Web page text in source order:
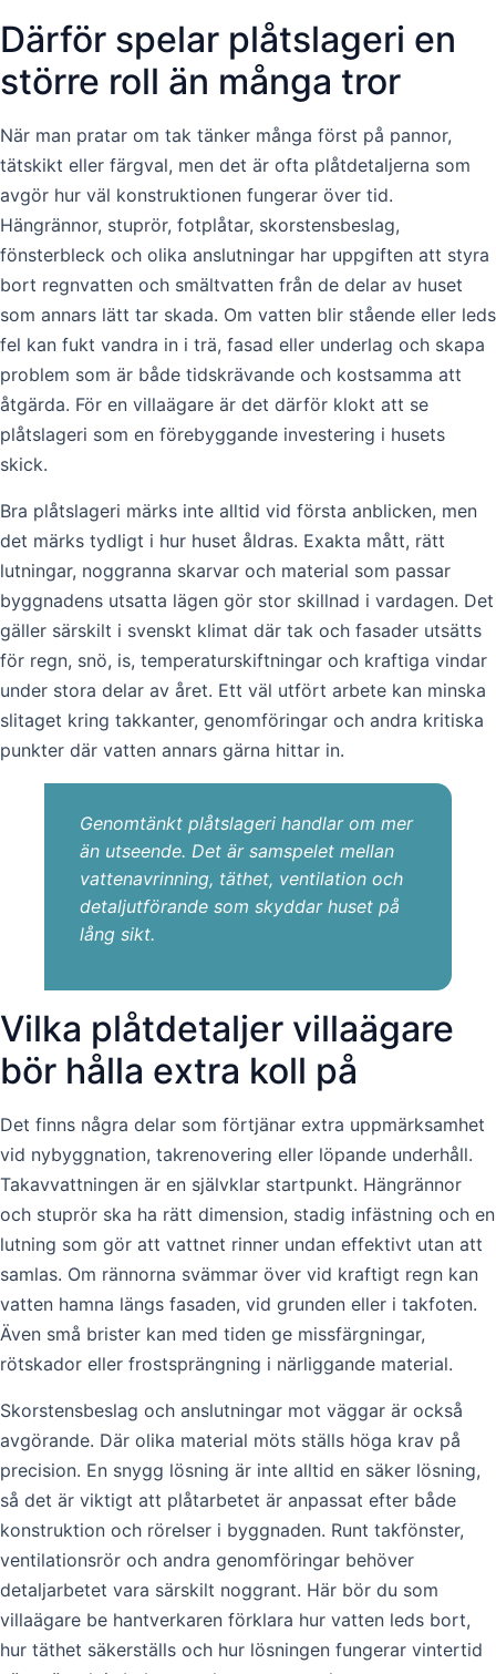
Därför spelar plåtslageri en
större roll än många tror
När man pratar om tak tänker många först på pannor,
tätskikt eller färgval, men det är ofta plåtdetaljerna som
avgör hur väl konstruktionen fungerar över tid.
Hängrännor, stuprör, fotplåtar, skorstensbeslag,
fönsterbleck och olika anslutningar har uppgiften att styra
bort regnvatten och smältvatten från de delar av huset
som annars lätt tar skada. Om vatten blir stående eller leds
fel kan fukt vandra in i trä, fasad eller underlag och skapa
problem som är både tidskrävande och kostsamma att
åtgärda. För en villaägare är det därför klokt att se
plåtslageri som en förebyggande investering i husets
skick.
Bra plåtslageri märks inte alltid vid första anblicken, men
det märks tydligt i hur huset åldras. Exakta mått, rätt
lutningar, noggranna skarvar och material som passar
byggnadens utsatta lägen gör stor skillnad i vardagen. Det
gäller särskilt i svenskt klimat där tak och fasader utsätts
för regn, snö, is, temperaturskiftningar och kraftiga vindar
under stora delar av året. Ett väl utfört arbete kan minska
slitaget kring takkanter, genomföringar och andra kritiska
punkter där vatten annars gärna hittar in.
Genomtänkt plåtslageri handlar om mer
än utseende. Det är samspelet mellan
vattenavrinning, täthet, ventilation och
detaljutförande som skyddar huset på
lång sikt.
Vilka plåtdetaljer villaägare
bör hålla extra koll på
Det finns några delar som förtjänar extra uppmärksamhet
vid nybyggnation, takrenovering eller löpande underhåll.
Takavvattningen är en självklar startpunkt. Hängrännor
och stuprör ska ha rätt dimension, stadig infästning och en
lutning som gör att vattnet rinner undan effektivt utan att
samlas. Om rännorna svämmar över vid kraftigt regn kan
vatten hamna längs fasaden, vid grunden eller i takfoten.
Även små brister kan med tiden ge missfärgningar,
rötskador eller frostsprängning i närliggande material.
Skorstensbeslag och anslutningar mot väggar är också
avgörande. Där olika material möts ställs höga krav på
precision. En snygg lösning är inte alltid en säker lösning,
så det är viktigt att plåtarbetet är anpassat efter både
konstruktion och rörelser i byggnaden. Runt takfönster,
ventilationsrör och andra genomföringar behöver
detaljarbetet vara särskilt noggrant. Här bör du som
villaägare be hantverkaren förklara hur vatten leds bort,
hur täthet säkerställs och hur lösningen fungerar vintertid